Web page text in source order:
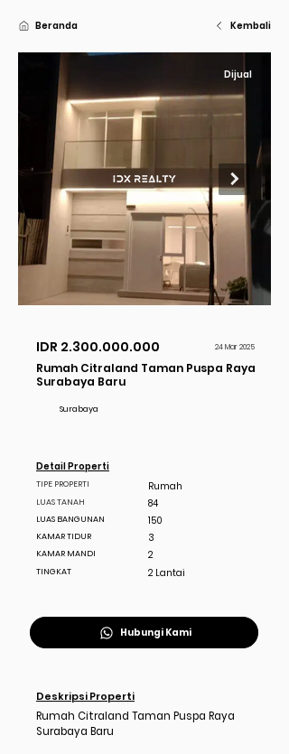
Beranda Kembali
Dijual
IDR 2.300.000.000 24 Mar 2025
Rumah Citraland Taman Puspa Raya
Surabaya Baru
Surabaya
Detail Properti
TIPE PROPERTI
LUAS TANAH
LUAS BANGUNAN
KAMAR TIDUR
KAMAR MANDI
TINGKAT
Rumah
84
150
3
2
2 Lantai
Hubungi Kami
Deskripsi Properti
Rumah Citraland Taman Puspa Raya
Surabaya Baru